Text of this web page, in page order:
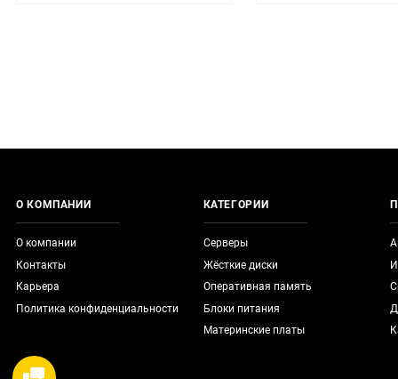
О КОМПАНИИ
О компании
Контакты
Карьера
Политика конфиденциальности
КАТЕГОРИИ
Серверы
Жёсткие диски
Оперативная память
Блоки питания
Материнские платы